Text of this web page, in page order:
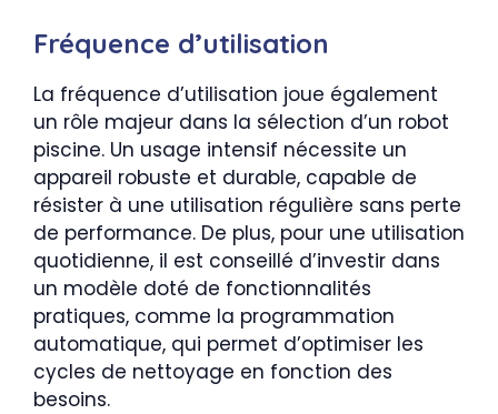
Fréquence d’utilisation
La fréquence d’utilisation joue également
un rôle majeur dans la sélection d’un robot
piscine. Un usage intensif nécessite un
appareil robuste et durable, capable de
résister à une utilisation régulière sans perte
de performance. De plus, pour une utilisation
quotidienne, il est conseillé d’investir dans
un modèle doté de fonctionnalités
pratiques, comme la programmation
automatique, qui permet d’optimiser les
cycles de nettoyage en fonction des
besoins.